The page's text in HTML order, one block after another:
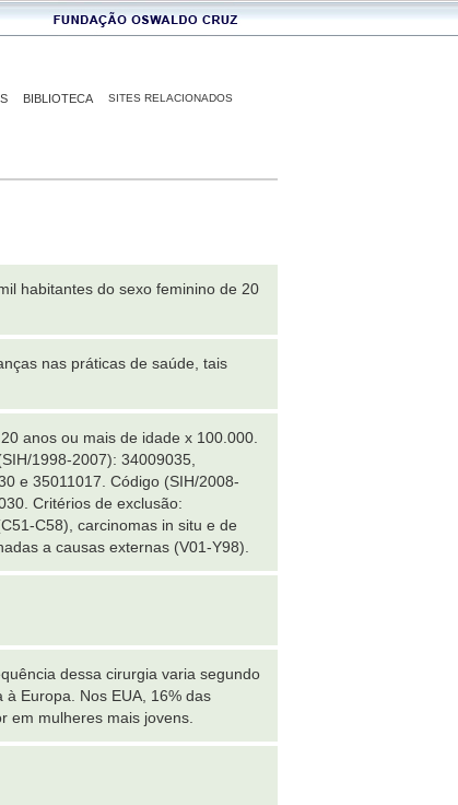
BIBLIOTECA SITES RELACIONADOS
habitantes do sexo feminino de 20
nas práticas de saúde, tais
anos ou mais de idade x 100.000.
1998-2007): 34009035,
e 35011017. Código (SIH/2008-
Critérios de exclusão:
C58), carcinomas in situ e de
a causas externas (V01-Y98).
dessa cirurgia varia segundo
Europa. Nos EUA, 16% das
em mulheres mais jovens.